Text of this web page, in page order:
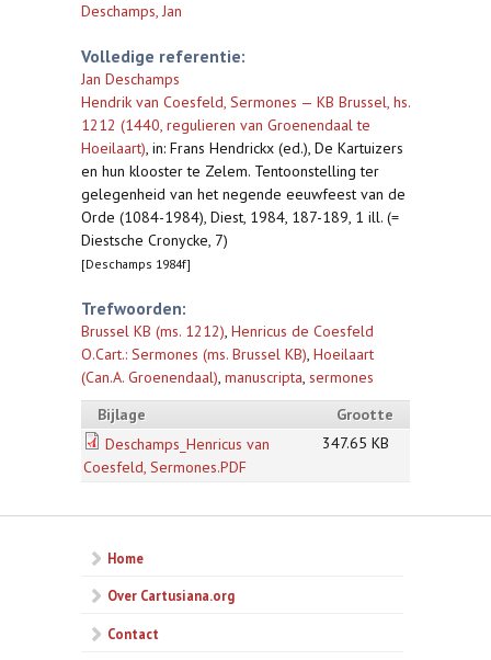
Deschamps, Jan
Volledige referentie:
Jan Deschamps
Hendrik van Coesfeld, Sermones — KB Brussel, hs.
1212 (1440, regulieren van Groenendaal te
Hoeilaart), in: Frans Hendrickx (ed.), De Kartuizers
en hun klooster te Zelem. Tentoonstelling ter
gelegenheid van het negende eeuwfeest van de
Orde (1084-1984), Diest, 1984, 187-189, 1 ill. (=
Diestsche Cronycke, 7)
[Deschamps 1984f]
Trefwoorden:
Brussel KB (ms. 1212), Henricus de Coesfeld
O.Cart.: Sermones (ms. Brussel KB), Hoeilaart
(Can.A. Groenendaal), manuscripta, sermones
Bijlage
Grootte
Deschamps_Henricus van
Coesfeld, Sermones.PDF
347.65 KB
Home
Over Cartusiana.org
Contact